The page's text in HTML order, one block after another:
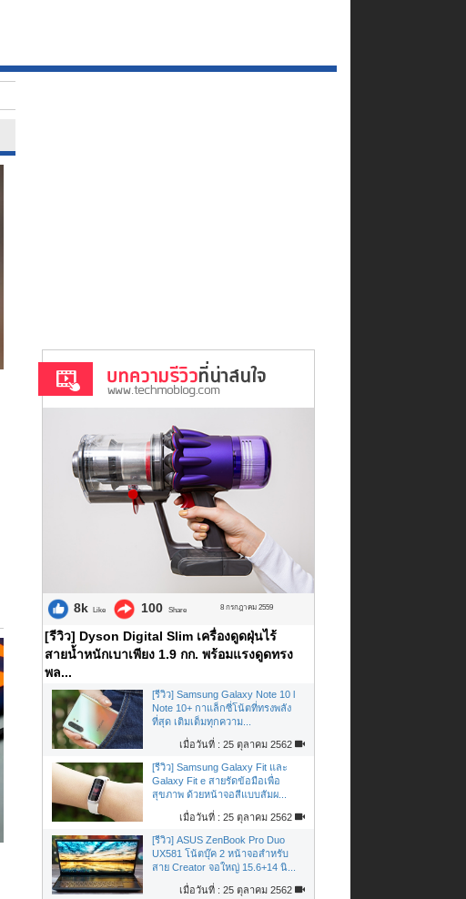
8k Like 100 Share 8 กรกฎาคม 2559
[รีวิว] Dyson Digital Slim เครื่องดูดฝุ่นไร้
สายน้ำหนักเบาเพียง 1.9 กก. พร้อมแรงดูดทรง
พล...
[รีวิว] Samsung Galaxy Note 10 l
Note 10+ กาแล็กซี่โน้ตที่ทรงพลัง
ที่สุด เติมเต็มทุกความ...
เมื่อวันที่ : 25 ตุลาคม 2562
[รีวิว] Samsung Galaxy Fit และ
Galaxy Fit e สายรัดข้อมือเพื่อ
สุขภาพ ด้วยหน้าจอสีแบบสัมผ...
เมื่อวันที่ : 25 ตุลาคม 2562
[รีวิว] ASUS ZenBook Pro Duo
UX581 โน้ตบุ๊ค 2 หน้าจอสำหรับ
สาย Creator จอใหญ่ 15.6+14 นิ...
เมื่อวันที่ : 25 ตุลาคม 2562